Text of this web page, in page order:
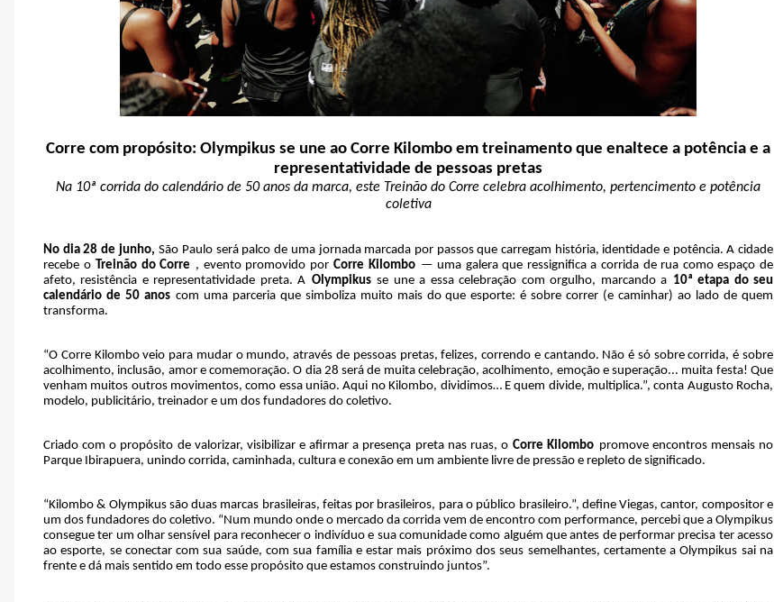
Corre com propósito: Olympikus se une ao Corre Kilombo em treinamento que enaltece a potência e a
representatividade de pessoas pretas
Na 10ª corrida do calendário de 50 anos da marca, este Treinão do Corre celebra acolhimento, pertencimento e potência
coletiva
No dia 28 de junho, São Paulo será palco de uma jornada marcada por passos que carregam história, identidade e potência. A cidade
recebe o Treinão do Corre , evento promovido por Corre Kilombo — uma galera que ressignifica a corrida de rua como espaço de
afeto, resistência e representatividade preta. A Olympikus se une a essa celebração com orgulho, marcando a 10ª etapa do seu
calendário de 50 anos com uma parceria que simboliza muito mais do que esporte: é sobre correr (e caminhar) ao lado de quem
transforma.
“O Corre Kilombo veio para mudar o mundo, através de pessoas pretas, felizes, correndo e cantando. Não é só sobre corrida, é sobre
acolhimento, inclusão, amor e comemoração. O dia 28 será de muita celebração, acolhimento, emoção e superação... muita festa! Que
venham muitos outros movimentos, como essa união. Aqui no Kilombo, dividimos… E quem divide, multiplica.”, conta Augusto Rocha,
modelo, publicitário, treinador e um dos fundadores do coletivo.
Criado com o propósito de valorizar, visibilizar e afirmar a presença preta nas ruas, o Corre Kilombo promove encontros mensais no
Parque Ibirapuera, unindo corrida, caminhada, cultura e conexão em um ambiente livre de pressão e repleto de significado.
“Kilombo & Olympikus são duas marcas brasileiras, feitas por brasileiros, para o público brasileiro.”, define Viegas, cantor, compositor e
um dos fundadores do coletivo. “Num mundo onde o mercado da corrida vem de encontro com performance, percebi que a Olympikus
consegue ter um olhar sensível para reconhecer o indivíduo e sua comunidade como alguém que antes de performar precisa ter acesso
ao esporte, se conectar com sua saúde, com sua família e estar mais próximo dos seus semelhantes, certamente a Olympikus sai na
frente e dá mais sentido em todo esse propósito que estamos construindo juntos”.